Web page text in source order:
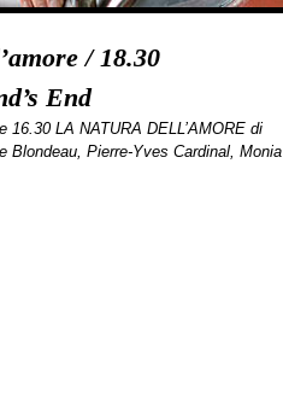
/ 18.30
End
LA NATURA DELL’AMORE di
Blondeau, Pierre-Yves Cardinal, Monia